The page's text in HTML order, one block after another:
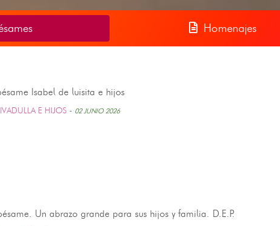
Homenajes
Isabel de luisita e hijos
E HIJOS - 02 JUNIO 2026
Un abrazo grande para sus hijos y familia. D.E.P.